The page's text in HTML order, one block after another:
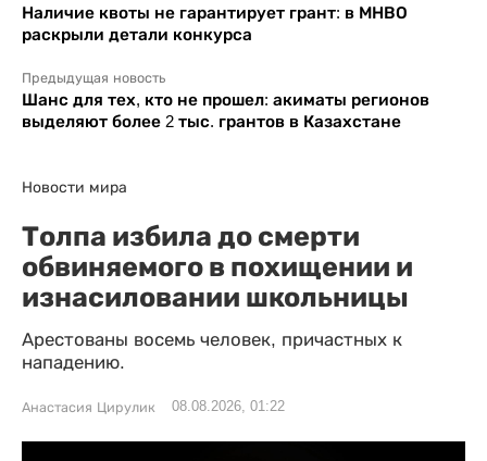
Наличие квоты не гарантирует грант: в МНВО
раскрыли детали конкурса
Предыдущая новость
Шанс для тех, кто не прошел: акиматы регионов
выделяют более 2 тыс. грантов в Казахстане
Новости мира
Толпа избила до смерти
обвиняемого в похищении и
изнасиловании школьницы
Арестованы восемь человек, причастных к
нападению.
Анастасия Цирулик 08.08.2026, 01:22